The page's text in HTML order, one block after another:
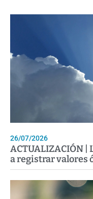
26/07/2026
ACTUALIZACIÓN |
a registrar valores